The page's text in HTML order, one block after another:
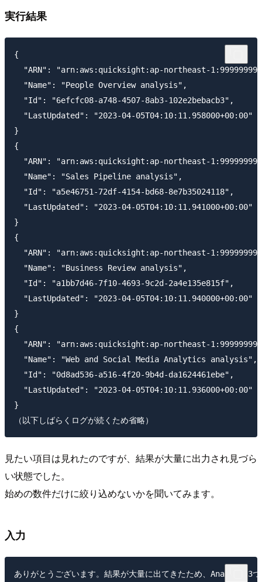
実行結果
{
"ARN": "arn:aws:quicksight:ap-northeast-
  "Name": "People Overview analysis",
  "Id": "6efcfc08-a748-4507-8ab3-102e2bebacb3",
  "LastUpdated": "2023-04-05T04:10:11.958000+00:00"
}
{
"ARN": "arn:aws:quicksight:ap-northeast-
  "Name": "Sales Pipeline analysis",
  "Id": "a5e46751-72df-4154-bd68-8e7b35024118",
  "LastUpdated": "2023-04-05T04:10:11.941000+00:00"
}
{
"ARN": "arn:aws:quicksight:ap-northeast-
  "Name": "Business Review analysis",
  "Id": "a1bb7d46-7f10-4693-9c2d-2a4e135e815f",
  "LastUpdated": "2023-04-05T04:10:11.940000+00:00"
}
{
"ARN": "arn:aws:quicksight:ap-northeast-
  "Name": "Web and Social Media Analytics analysis",
  "Id": "0d8ad536-a516-4f20-9b4d-da1624461ebe",
  "LastUpdated": "2023-04-05T04:10:11.936000+00:00"
}
見たい項目は見れたのですが、結果が大量に出力され見づら
い状態でした。
始めの数件だけに絞り込めないかを聞いてみます。
入力